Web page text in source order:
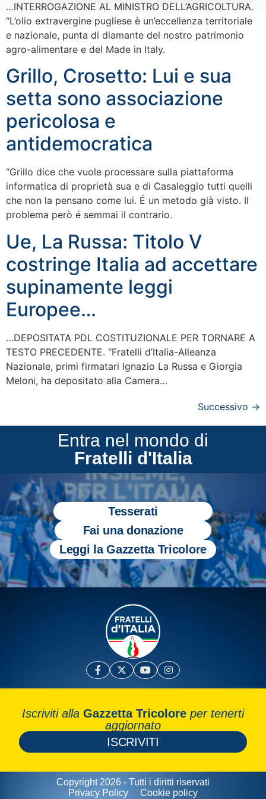
…INTERROGAZIONE AL MINISTRO DELL’AGRICOLTURA.
“L’olio extravergine pugliese è un’eccellenza territoriale
e nazionale, punta di diamante del nostro patrimonio
agro-alimentare e del Made in Italy.
Grillo, Crosetto: Lui e sua
setta sono associazione
pericolosa e
antidemocratica
“Grillo dice che vuole processare sulla piattaforma
informatica di proprietà sua e di Casaleggio tutti quelli
che non la pensano come lui. É un metodo già visto. Il
problema però é semmai il contrario.
Ue, La Russa: Titolo V
costringe Italia ad accettare
supinamente leggi
Europee…
…DEPOSITATA PDL COSTITUZIONALE PER TORNARE A
TESTO PRECEDENTE. “Fratelli d’Italia-Alleanza
Nazionale, primi firmatari Ignazio La Russa e Giorgia
Meloni, ha depositato alla Camera…
Successivo →
Entra nel mondo di
Fratelli d'Italia
Tesserati
Fai una donazione
Leggi la Gazzetta Tricolore
Iscriviti alla Gazzetta Tricolore per tenerti
aggiornato
ISCRIVITI
Copyright 2026 - Tutti i diritti riservati
Privacy Policy
Cookie policy